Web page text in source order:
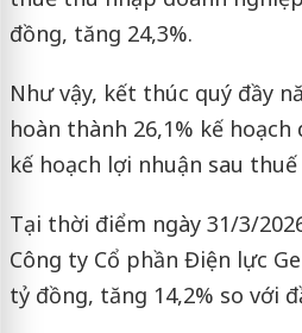
đồng, tăng 24,3%.
Như vậy, kết thúc quý đầy
hoàn thành 26,1% kế hoạch
kế hoạch lợi nhuận sau thuế
Tại thời điểm ngày 31/3/
Công ty Cổ phần Điện lực
tỷ đồng, tăng 14,2% so với